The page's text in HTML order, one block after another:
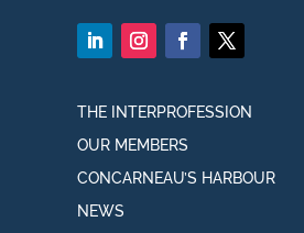
THE INTERPROFESSION
OUR MEMBERS
CONCARNEAU’S HARBOUR
NEWS